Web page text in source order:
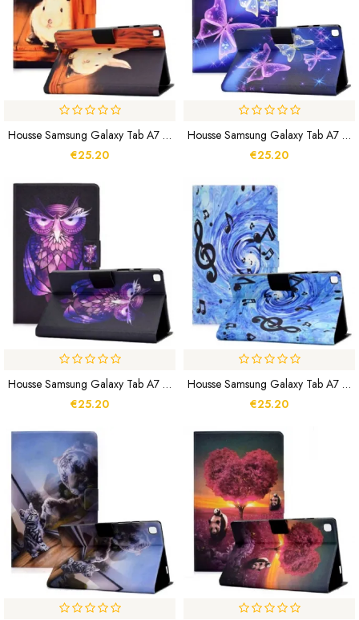
Housse Samsung Galaxy Tab A7 Lite Lapin
€25.20
Housse Samsung Galaxy Tab A7 Lite Féérie Papillons
€25.20
Housse Samsung Galaxy Tab A7 Lite Hibou Désagréable
€25.20
Housse Samsung Galaxy Tab A7 Lite Notes De Musique
€25.20